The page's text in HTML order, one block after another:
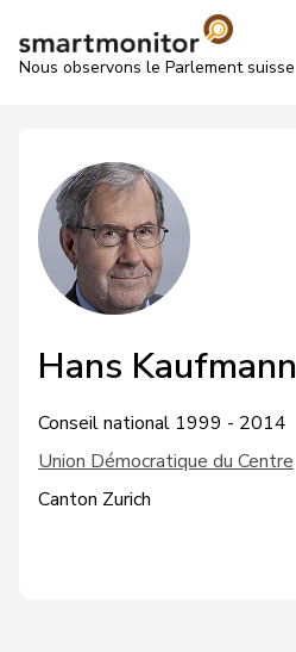
Nous observons le Parlement suisse
Hans Kaufmann
Conseil national 1999 - 2014
Union Démocratique du Centre
Canton Zurich